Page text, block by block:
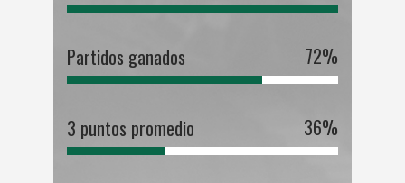
Partidos ganados 72%
3 puntos promedio 36%